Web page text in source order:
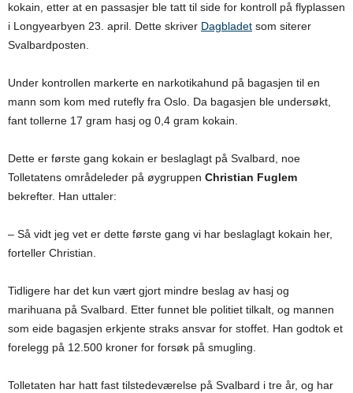
kokain, etter at en passasjer ble tatt til side for kontroll på flyplassen
i Longyearbyen 23. april. Dette skriver Dagbladet som siterer
Svalbardposten.
Under kontrollen markerte en narkotikahund på bagasjen til en
mann som kom med rutefly fra Oslo. Da bagasjen ble undersøkt,
fant tollerne 17 gram hasj og 0,4 gram kokain.
Dette er første gang kokain er beslaglagt på Svalbard, noe
Tolletatens områdeleder på øygruppen Christian Fuglem
bekrefter. Han uttaler:
– Så vidt jeg vet er dette første gang vi har beslaglagt kokain her,
forteller Christian.
Tidligere har det kun vært gjort mindre beslag av hasj og
marihuana på Svalbard. Etter funnet ble politiet tilkalt, og mannen
som eide bagasjen erkjente straks ansvar for stoffet. Han godtok et
forelegg på 12.500 kroner for forsøk på smugling.
Tolletaten har hatt fast tilstedeværelse på Svalbard i tre år, og har